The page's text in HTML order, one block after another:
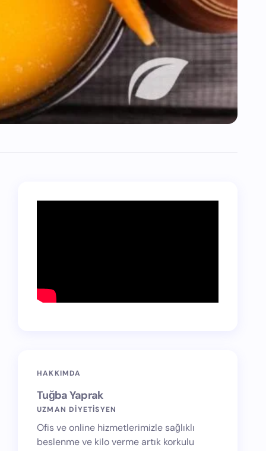
HAKKIMDA
Tuğba Yaprak
UZMAN DİYETİSYEN
Ofis ve online hizmetlerimizle sağlıklı
beslenme ve kilo verme artık korkulu